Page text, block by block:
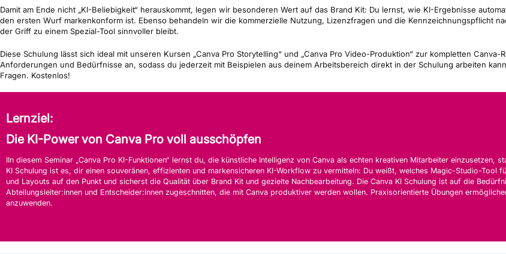
Damit am Ende nicht „KI-Beliebigkeit“ herauskommt, legen wir besonderen Wert auf das Brand Kit: Du lernst, wie KI-Ergebnisse
den ersten Wurf markenkonform ist. Ebenso behandeln wir die kommerzielle Nutzung, Lizenzfragen und die Kennzeichnungspflicht
der Griff zu einem Spezial-Tool sinnvoller bleibt.
Diese Schulung lässt sich ideal mit unseren Kursen „Canva Pro Storytelling“ und „Canva Pro Video-Produktion“ zur kompletten
Anforderungen und Bedürfnisse an, sodass du jederzeit mit Beispielen aus deinem Arbeitsbereich direkt in der Schulung arbeiten
Fragen. Kostenlos!
Lernziel:
Die KI-Power von Canva Pro voll ausschöpfen
IIn diesem Seminar „Canva Pro KI-Funktionen“ lernst du, die künstliche Intelligenz von Canva als echten kreativen Mitarbeiter einzusetzen,
KI Schulung ist es, dir einen souveränen, effizienten und markensicheren KI-Workflow zu vermitteln: Du weißt, welches Magic-Studio-Tool
und Layouts auf den Punkt und sicherst die Qualität über Brand Kit und gezielte Nachbearbeitung. Die Canva KI Schulung ist auf die
Abteilungsleiter:innen und Entscheider:innen zugeschnitten, die mit Canva produktiver werden wollen. Praxisorientierte Übungen
anzuwenden.